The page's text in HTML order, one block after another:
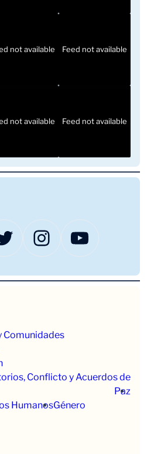
not available Feed not available
not available Feed not available
Instagram YouTube
Comunidades
Conflicto y Acuerdos de
Paz
HumanosGénero